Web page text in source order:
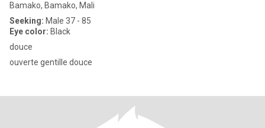
Bamako, Bamako, Mali
Seeking: Male 37 - 85
Eye color: Black
douce
ouverte gentille douce